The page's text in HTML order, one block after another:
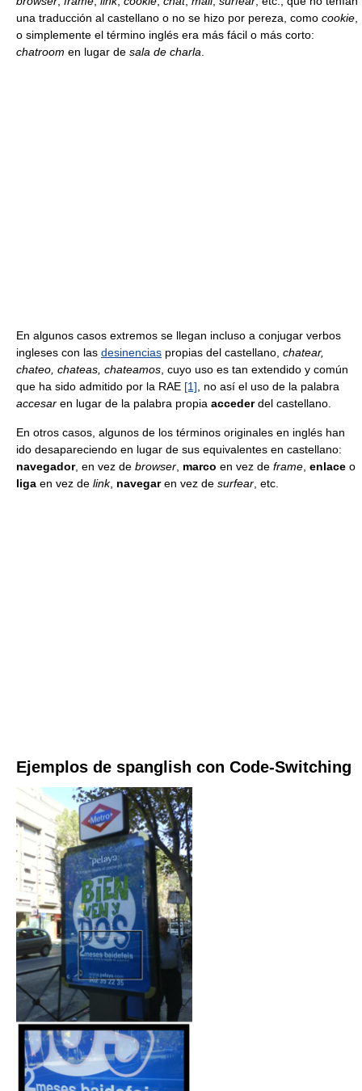
una traducción al castellano o no se hizo por pereza, como cookie
o simplemente el término inglés era más fácil o más corto:
chatroom en lugar de sala de charla
En algunos casos extremos se llegan incluso a conjugar verbos
ingleses con las desinencias propias del castellano, chatear,
chateo, chateas, chateamos , cuyo uso es tan extendido y común
que ha sido admitido por la RAE [1] , no así el uso de la palabra
accesar en lugar de la palabra propia accederdel castellano.
En otros casos, algunos de los términos originales en inglés han
ido desapareciendo en lugar de sus equivalentes en castellano:
navegador, en vez de browser marco en vez de frame enlace o
liga en vez de link, navegaren vez de surfear , etc.
Ejemplos de spanglish con Code-Switching